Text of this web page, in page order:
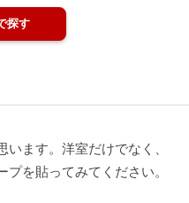
ます。洋室だけでなく、
を貼ってみてください。